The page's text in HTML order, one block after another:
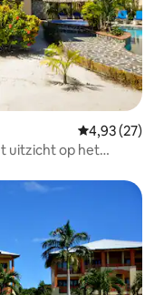
Gemiddelde
4,93 (27)
uitzicht op het